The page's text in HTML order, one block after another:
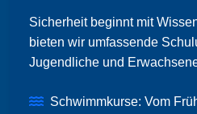
Sicherheit beginnt mit
bieten wir umfassende
Jugendliche und
Schwimmkurse: Vom